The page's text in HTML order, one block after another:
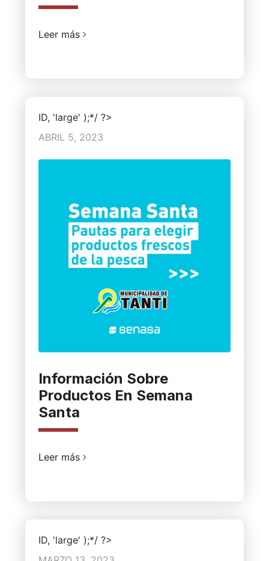
Leer más
ID, 'large' );*/ ?>
ABRIL 5, 2023
Información Sobre
Productos En Semana
Santa
Leer más
ID, 'large' );*/ ?>